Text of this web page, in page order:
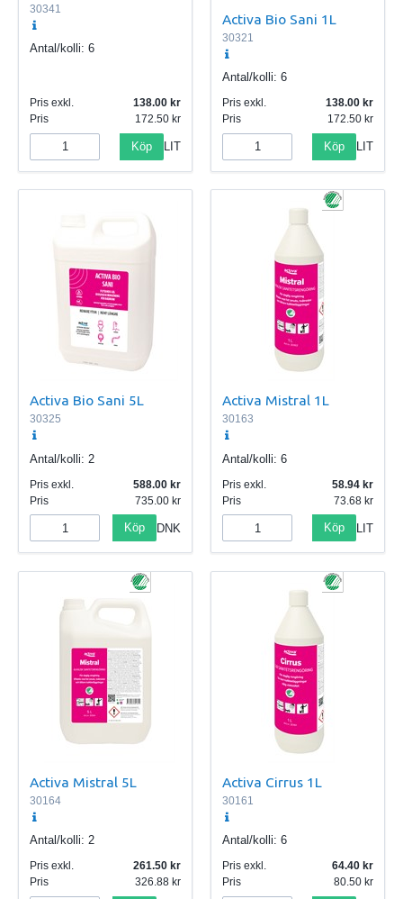
30341
Antal/kolli: 6
Pris exkl.
138.00
Pris
172.50
Köp LIT
Activa Bio Sani 1L
30321
Antal/kolli: 6
Pris exkl.
138.00
Pris
172.50
Köp LIT
Activa Bio Sani 5L
30325
Antal/kolli: 2
Pris exkl.
588.00
Pris
735.00
Köp DNK
Activa Mistral 1L
30163
Antal/kolli: 6
Pris exkl.
58.94
Pris
73.68
Köp LIT
Activa Mistral 5L
30164
Antal/kolli: 2
Pris exkl.
261.50
Pris
326.88
Activa Cirrus 1L
30161
Antal/kolli: 6
Pris exkl.
64.40
Pris
80.50